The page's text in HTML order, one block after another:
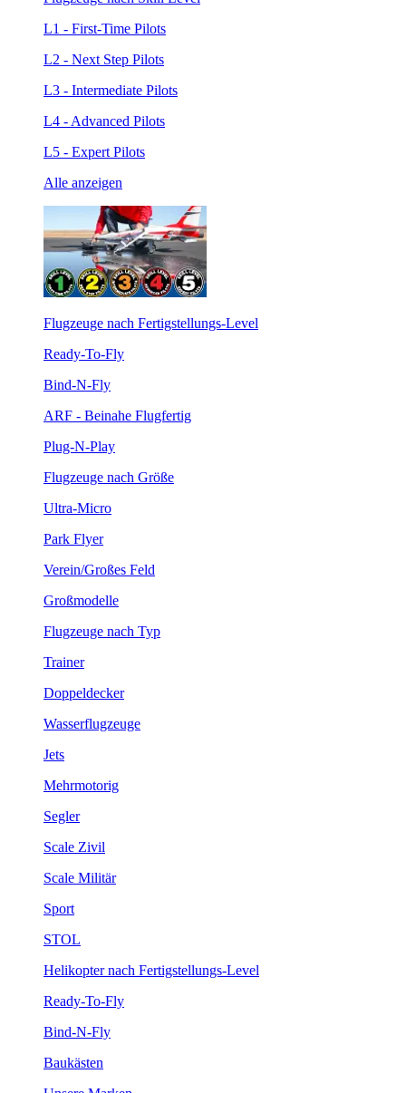
L1 - First-Time Pilots
L2 - Next Step Pilots
L3 - Intermediate Pilots
L4 - Advanced Pilots
L5 - Expert Pilots
Alle anzeigen
Flugzeuge nach Fertigstellungs-Level
Ready-To-Fly
Bind-N-Fly
ARF - Beinahe Flugfertig
Plug-N-Play
Flugzeuge nach Größe
Ultra-Micro
Park Flyer
Verein/Großes Feld
Großmodelle
Flugzeuge nach Typ
Trainer
Doppeldecker
Wasserflugzeuge
Jets
Mehrmotorig
Segler
Scale Zivil
Scale Militär
Sport
STOL
Helikopter nach Fertigstellungs-Level
Ready-To-Fly
Bind-N-Fly
Baukästen